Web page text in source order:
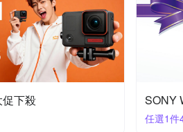
6 /6s Samsung J系列
下殺
任選1件